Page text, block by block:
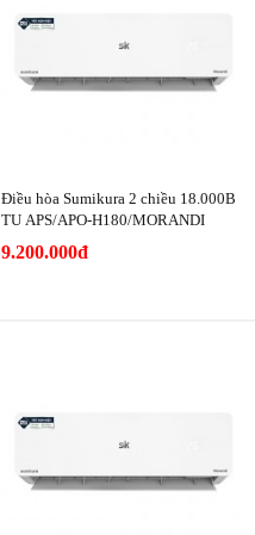
Điều hòa Sumikura 2 chiều 18.000B
TU APS/APO-H180/MORANDI
9.200.000đ